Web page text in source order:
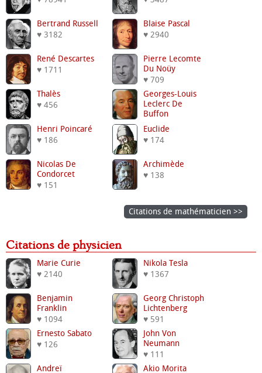
Bertrand Russell
♥ 3182
Blaise Pascal
♥ 2940
René Descartes
♥ 1711
Pierre Lecomte
Du Noüy
♥ 709
Thalès
♥ 456
Georges-Louis
Leclerc De
Buffon
♥ 376
Henri Poincaré
♥ 186
Euclide
♥ 174
Nicolas De
Condorcet
♥ 151
Archimède
♥ 138
Citations de mathématicien >>
Citations de physicien
Marie Curie
♥ 2140
Nikola Tesla
♥ 1367
Benjamin
Franklin
♥ 1094
Georg Christoph
Lichtenberg
♥ 591
Ernesto Sabato
♥ 126
John Von
Neumann
♥ 111
Andreï
Akio Morita